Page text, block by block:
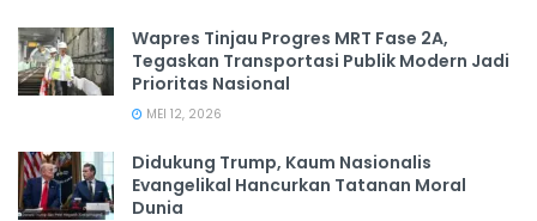
Wapres Tinjau Progres MRT Fase 2A,
Tegaskan Transportasi Publik Modern Jadi
Prioritas Nasional
MEI 12, 2026
Didukung Trump, Kaum Nasionalis
Evangelikal Hancurkan Tatanan Moral
Dunia